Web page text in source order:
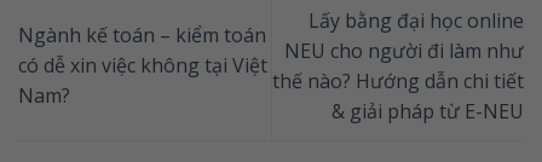
Ngành kế toán – kiểm toán
có dễ xin việc không tại Việt
Nam?
Lấy bằng đại học online
NEU cho người đi làm như
thế nào? Hướng dẫn chi tiết
& giải pháp từ E-NEU